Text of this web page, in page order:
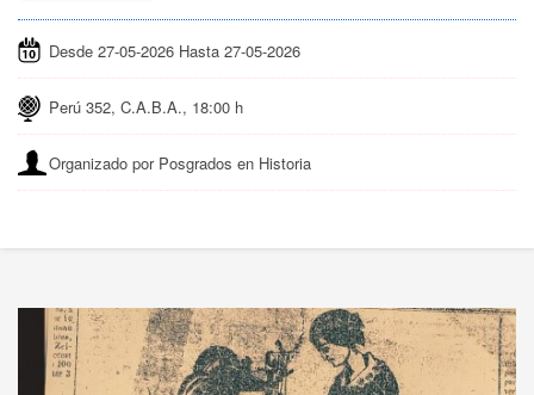
Desde 27-05-2026 Hasta 27-05-2026
Perú 352, C.A.B.A., 18:00 h
Organizado por Posgrados en Historia